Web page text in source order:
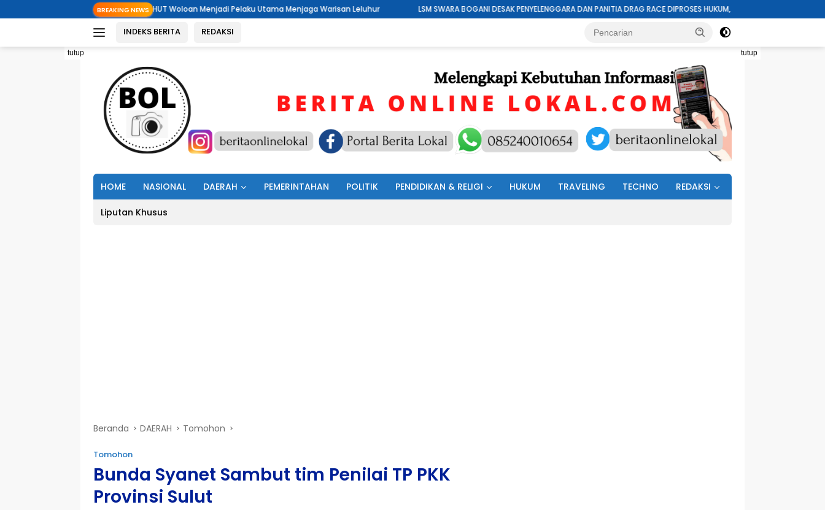
ke
BREAKING NEWS
Festival dan HUT Woloan Menjadi Pelaku Utama Menjaga Warisan Leluhur LSM SWARA BOGANI DESAK PENYELENGGARA DAN PANITIA DRAG RACE DIPROSES HUKUM, TERKAIT TRAGEDI MAUT 16 KORBAN DAN 6 ORANG
INDEKS BERITA REDAKSI
tutup tutup
HOME NASIONAL DAERAH PEMERINTAHAN POLITIK PENDIDIKAN & RELIGI HUKUM TRAVELING TECHNO REDAKSI
Liputan Khusus
Beranda DAERAH Tomohon
Tomohon
Bunda Syanet Sambut tim Penilai TP PKK
Provinsi Sulut